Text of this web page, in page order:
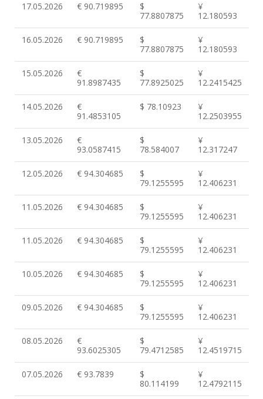
17.05.2026 € 90.719895
$
77.8807875
¥
12.180593
16.05.2026 € 90.719895
$
77.8807875
¥
12.180593
15.05.2026
€
91.8987435
$
77.8925025
¥
12.2415425
14.05.2026
€
91.4853105
$ 78.10923
¥
12.2503955
13.05.2026
€
93.0587415
$
78.584007
¥
12.317247
12.05.2026 € 94.304685
$
79.1255595
¥
12.406231
11.05.2026 € 94.304685
$
79.1255595
¥
12.406231
11.05.2026 € 94.304685
$
79.1255595
¥
12.406231
10.05.2026 € 94.304685
$
79.1255595
¥
12.406231
09.05.2026 € 94.304685
$
79.1255595
¥
12.406231
08.05.2026
€
93.6025305
$
79.4712585
¥
12.4519715
07.05.2026 € 93.7839
$
80.114199
¥
12.4792115